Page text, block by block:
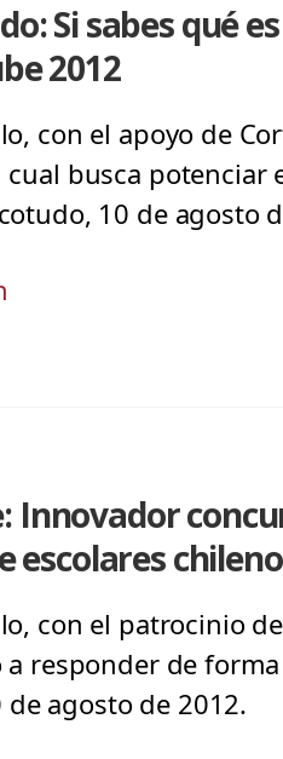
Si sabes qué
2012
con el apoyo de
busca potenciar
10 de agosto
Innovador
escolares
con el patrocinio
a responder de
agosto de 2012.